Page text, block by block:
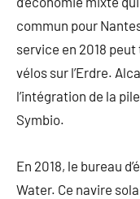
commun pour
service en 2018
vélos sur l’Erdre.
l’intégration de la
Symbio.
En 2018, le bureau
Water. Ce navire